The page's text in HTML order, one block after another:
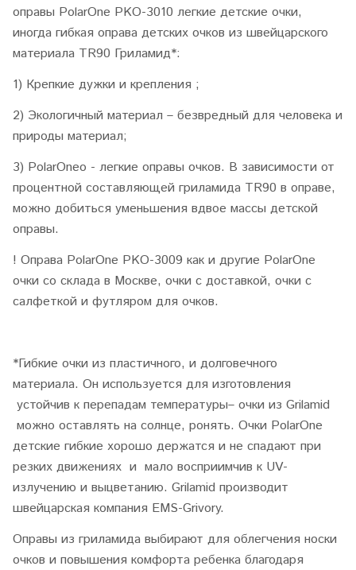
оправы PolarOne PKO-3010 легкие детские очки,
иногда гибкая оправа детских очков из швейцарского
материала TR90 Гриламид*:
1) Крепкие дужки и крепления ;
2) Экологичный материал – безвредный для человека и
природы материал;
3) PolarOneo - легкие оправы очков. В зависимости от
процентной составляющей гриламида TR90 в оправе,
можно добиться уменьшения вдвое массы детской
оправы.
! Оправа PolarOne PKO-3009 как и другие PolarOne
очки со склада в Москве, очки с доставкой, очки с
салфеткой и футляром для очков.
*Гибкие очки из пластичного, и долговечного
материала. Он используется для изготовления
устойчив к перепадам температуры– очки из Grilamid
можно оставлять на солнце, ронять. Очки PolarOne
детские гибкие хорошо держатся и не спадают при
резких движениях и мало восприимчив к UV-
излучению и выцветанию. Grilamid производит
швейцарская компания EMS-Grivory.
Оправы из гриламида выбирают для облегчения носки
очков и повышения комфорта ребенка благодаря